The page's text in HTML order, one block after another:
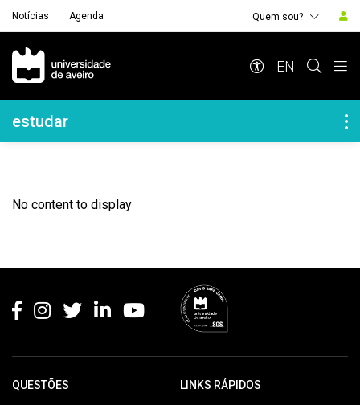
Notícias Agenda Quem sou?
Navegação Principal
EN
Navegação Lateral
estudar
No content to display
QUESTÕES LINKS RÁPIDOS